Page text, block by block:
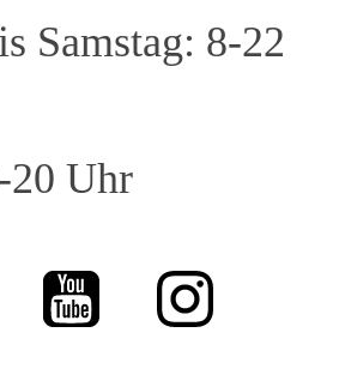
Samstag: 8-22
20 Uhr